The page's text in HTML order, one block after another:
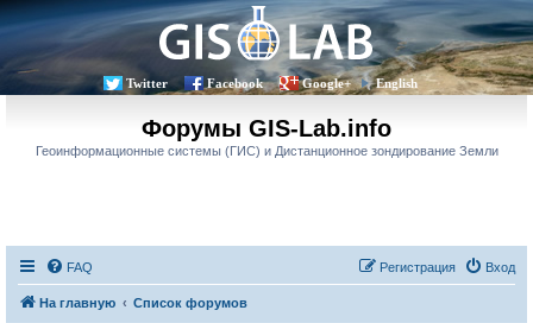
Twitter Facebook Google+ English
Форумы GIS-Lab.info
Геоинформационные системы (ГИС) и Дистанционное зондирование Земли
FAQ Вход
Регистрация
На главную Список форумов